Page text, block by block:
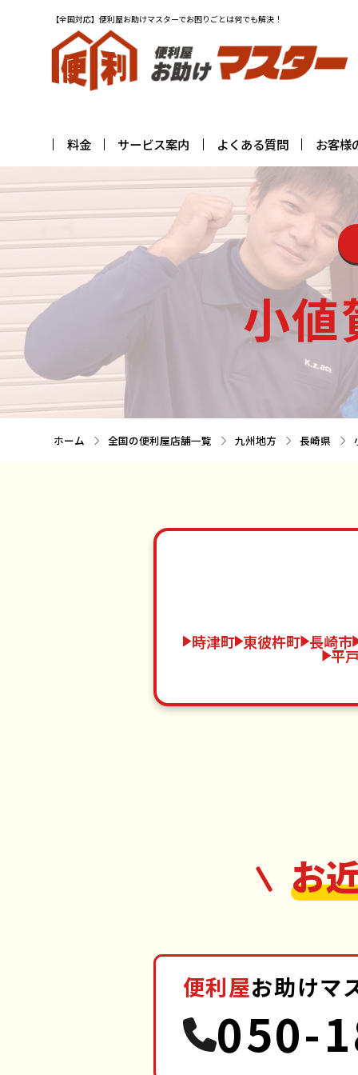
【全国対応】便利屋お助けマスターでお困りごとは何でも解決！
料金 サービス案内 よくある質問 お客様
小値
ホーム 全国の便利屋店舗一覧 九州地方 長崎県
時津町 東彼杵町 長崎市
平
お
便利屋お助けマ
050-